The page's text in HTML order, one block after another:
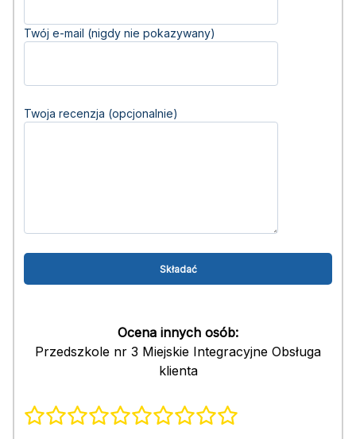
Twój e-mail (nigdy nie pokazywany)
Twoja recenzja (opcjonalnie)
Ocena innych osób:
Przedszkole nr 3 Miejskie Integracyjne Obsługa
klienta